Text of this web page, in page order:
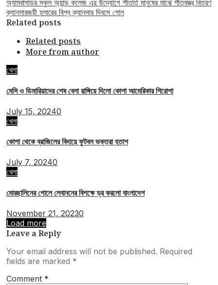
অ্যামবাসাডর স্কুল অ্যান্ড কলেজ এর উদ্যোগে শীতার্ত মানুষের মাঝে শীতবস্ত্র বিতরণ
ক্যানসারজয়ী হলারের বিশ্ব ক্যানসার দিবসে গোল
Related posts
Related posts
More from author
খেলা
মেসি ও ডিমারিয়াদের শেষ বেলা রাঙ্গিয়ে দিলো কোপা আমেরিকার শিরোপা
July 15, 20240
খেলা
কোপা থেকে ব্রাজিলের বিদায়ে ফুটবল ভক্তরা হতাশ
July 7, 20240
খেলা
মোরছালিনের গোলে লেবাননের বিপক্ষে ড্র করলো বাংলাদেশ
November 21, 20230
Load more
Leave a Reply
Your email address will not be published. Required
fields are marked *
Comment *